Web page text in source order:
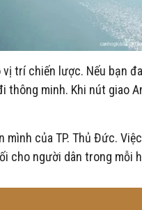
trí chiến lược. Nếu bạn
thông minh. Khi nút giao
của TP. Thủ Đức.
cho người dân trong mỗi